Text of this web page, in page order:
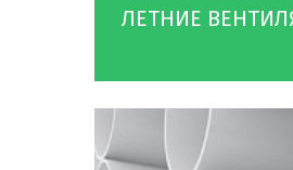
ЛЕТНИЕ